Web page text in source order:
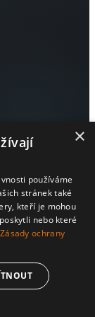
×
používáme
stránek také
kteří je mohou
nebo které
Zásady ochrany